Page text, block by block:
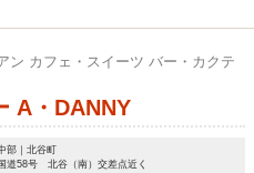
ン カフェ・スイーツ バー・カクテ
A・DANNY
部｜北谷町
道58号 北谷（南）交差点近く